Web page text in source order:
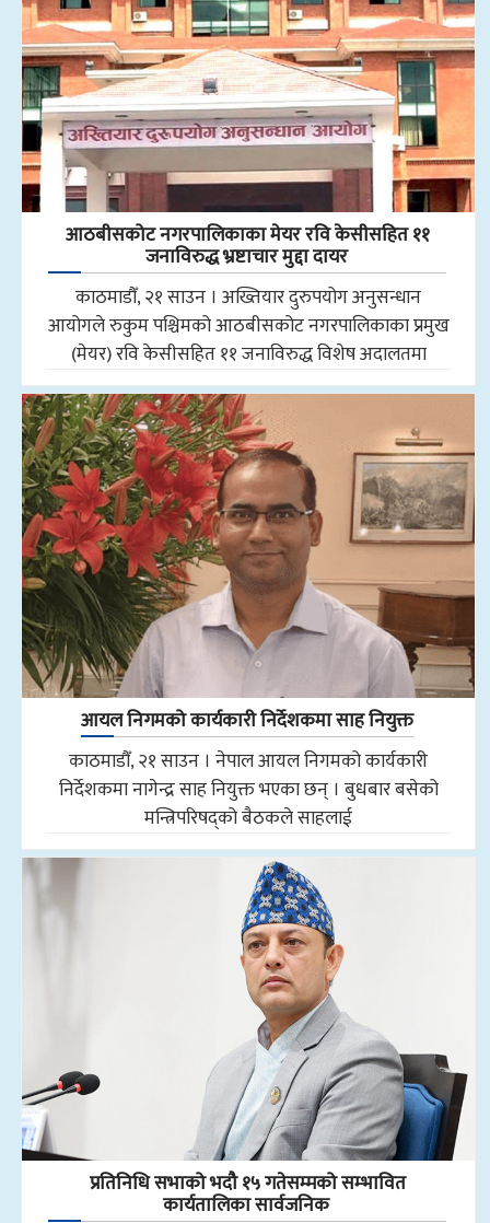
आठबीसकोट नगरपालिकाका मेयर रवि केसीसहित ११
जनाविरुद्ध भ्रष्टाचार मुद्दा दायर
काठमाडौँ, २१ साउन । अख्तियार दुरुपयोग अनुसन्धान
आयोगले रुकुम पश्चिमको आठबीसकोट नगरपालिकाका प्रमुख
(मेयर) रवि केसीसहित ११ जनाविरुद्ध विशेष अदालतमा
आयल निगमको कार्यकारी निर्देशकमा साह नियुक्त
काठमाडौँ, २१ साउन । नेपाल आयल निगमको कार्यकारी
निर्देशकमा नागेन्द्र साह नियुक्त भएका छन् । बुधबार बसेको
मन्त्रिपरिषद्को बैठकले साहलाई
प्रतिनिधि सभाको भदौ १५ गतेसम्मको सम्भावित
कार्यतालिका सार्वजनिक